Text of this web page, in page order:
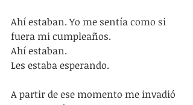
Ahí estaban. Yo me sentía como si
fuera mi cumpleaños.
Ahí estaban.
Les estaba esperando.
A partir de ese momento me invadió